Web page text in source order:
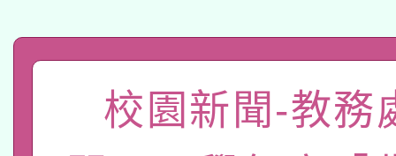
關事宜
國立臺灣師範大學辦
函轉國家教育研究院
轉知教育部國民及學前
校園新聞-教務